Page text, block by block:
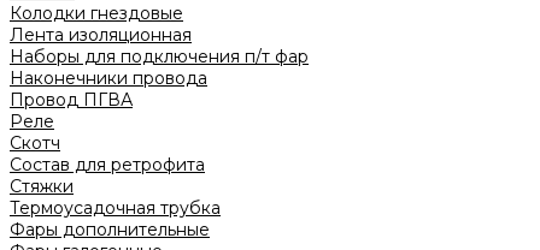
Колодки гнездовые
Лента изоляционная
Наборы для подключения п/т фар
Наконечники провода
Провод ПГВА
Реле
Скотч
Состав для ретрофита
Стяжки
Термоусадочная трубка
Фары дополнительные